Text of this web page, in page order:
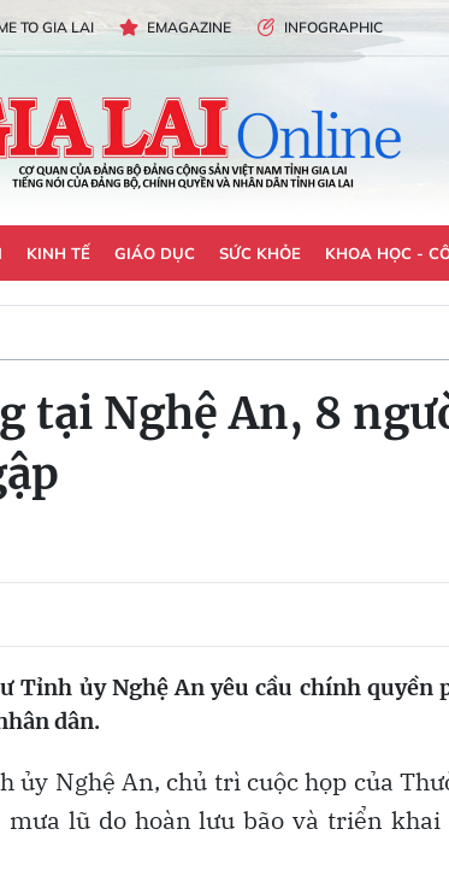
TO GIA LAI EMAGAZINE INFOGRAPHIC
KINH TẾ GIÁO DỤC SỨC KHỎE KHOA HỌC -
tại Nghệ An, 8
ủy Nghệ An yêu cầu chính quyền
dân.
ủy Nghệ An, chủ trì cuộc họp của
mưa lũ do hoàn lưu bão và triển khai